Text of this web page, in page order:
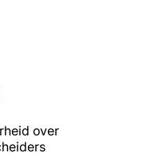
over